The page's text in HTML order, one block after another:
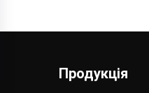
Продукція